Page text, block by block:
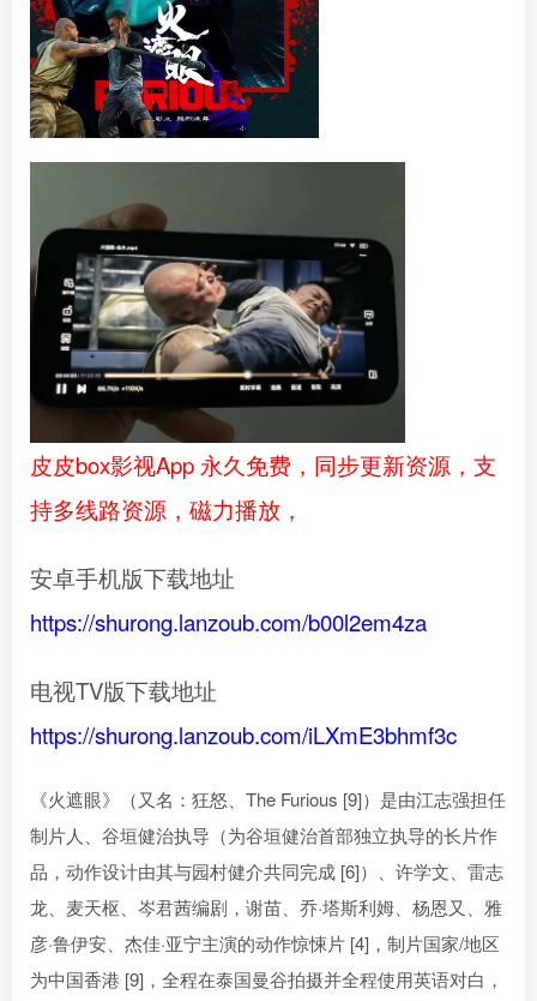
皮皮box影视App 永久免费，同步更新资源，支
持多线路资源，磁力播放，
安卓手机版下载地址
https://shurong.lanzoub.com/b00l2em4za
电视TV版下载地址
https://shurong.lanzoub.com/iLXmE3bhmf3c
《火遮眼》（又名：狂怒、The Furious [9]）是由江志强担任
制片人、谷垣健治执导（为谷垣健治首部独立执导的长片作
品，动作设计由其与园村健介共同完成 [6]）、许学文、雷志
龙、麦天枢、岑君茜编剧，谢苗、乔·塔斯利姆、杨恩又、雅
彦·鲁伊安、杰佳·亚宁主演的动作惊悚片 [4]，制片国家/地区
为中国香港 [9]，全程在泰国曼谷拍摄并全程使用英语对白，